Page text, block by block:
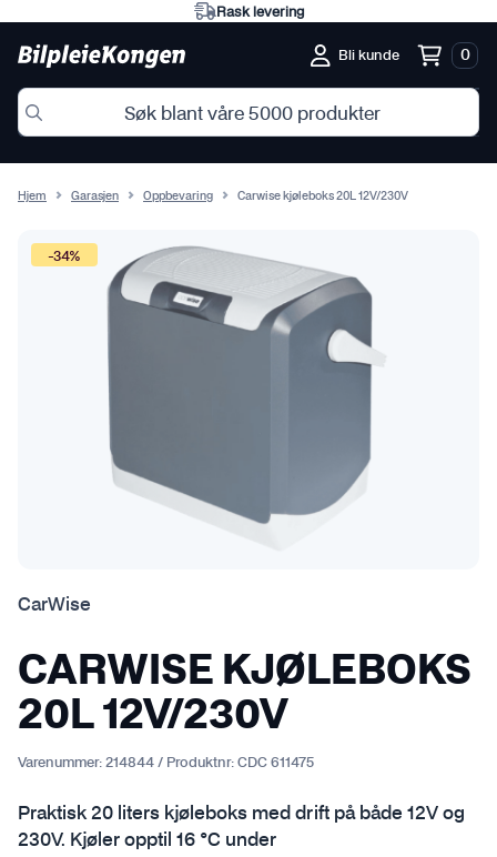
Rask levering
Bli kunde 0
Hjem Garasjen Oppbevaring Carwise kjøleboks 20L 12V/230V
-34%
CarWise
CARWISE KJØLEBOKS
20L 12V/230V
Varenummer: 214844 / Produktnr: CDC 611475
Praktisk 20 liters kjøleboks med drift på både 12V og
230V. Kjøler opptil 16 °C under